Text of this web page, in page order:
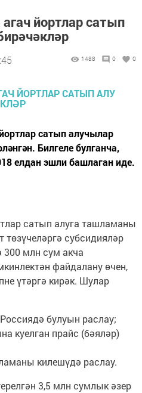
йортлар сатып
1488 0 0
сатып алучылар
Билгеле булганча,
елдан эшли башлаган иде.
сатып алуга ташламаны
төзүчеләргә субсидияләр
300 млн сум акча
файдалану өчен,
үтәргә кирәк. Шулар
булуын раслау;
куелган прайс (бәяләр)
килешүдә раслау.
3,5 млн сумлык әзер